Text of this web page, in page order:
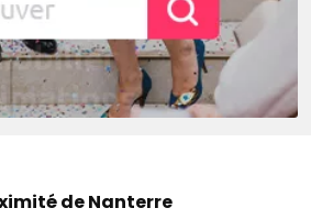
de Nanterre